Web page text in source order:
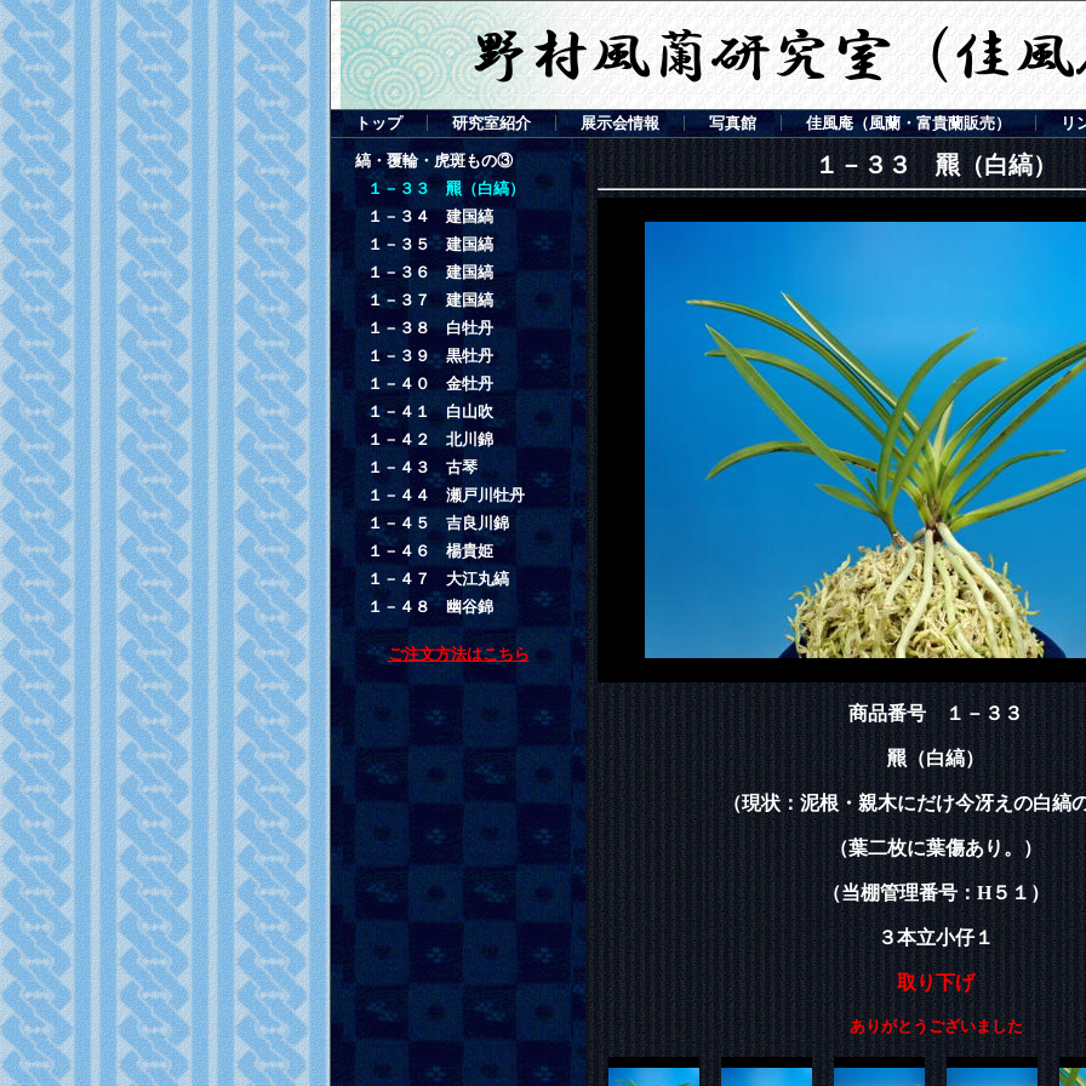
トップ 研究室紹介 展示会情報 写真館 佳風庵（風蘭・富貴蘭販売） リ
縞・覆輪・虎斑もの③
１－３３ 羆（白縞）
１－３４ 建国縞
１－３５ 建国縞
１－３６ 建国縞
１－３７ 建国縞
１－３８ 白牡丹
１－３９ 黒牡丹
１－４０ 金牡丹
１－４１ 白山吹
１－４２ 北川錦
１－４３ 古琴
１－４４ 瀬戸川牡丹
１－４５ 吉良川錦
１－４６ 楊貴姫
１－４７ 大江丸縞
１－４８ 幽谷錦
ご注文方法はこちら
１－３３ 羆（白縞）
商品番号 １－３３
羆（白縞）
（現状：泥根・親木にだけ今冴えの白縞
（葉二枚に葉傷あり。）
（当棚管理番号：H５１）
３本立小仔１
取り下げ
ありがとうございました